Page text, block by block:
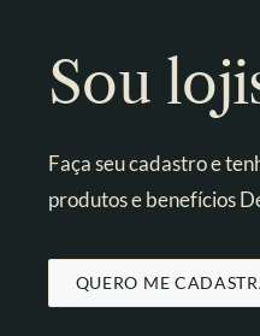
Sou
Faça seu cadastro e
produtos e benefícios
QUERO ME